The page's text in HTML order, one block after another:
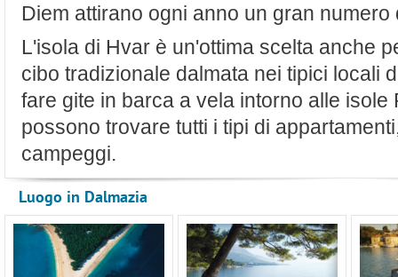
Diem attirano ogni anno un gran numero
L'isola di Hvar è un'ottima scelta anche
cibo tradizionale dalmata nei tipici locali
fare gite in barca a vela intorno alle
possono trovare tutti i tipi di
campeggi.
Luogo in Dalmazia